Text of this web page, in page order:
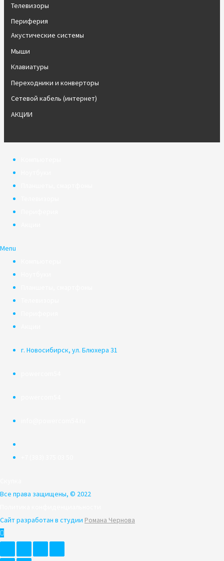
Телевизоры
Периферия
Акустические системы
Мыши
Клавиатуры
Переходники и конверторы
Сетевой кабель (интернет)
АКЦИИ
Menu
г. Новосибирск, ул. Блюхера 31
Все права защищены, © 2022
Сайт разработан в студии Романа Чернова
наверх